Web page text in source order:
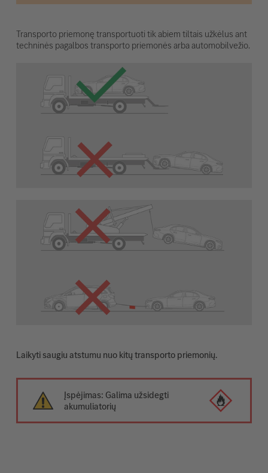
Transporto priemonę transportuoti tik abiem tiltais užkėlus ant
techninės pagalbos transporto priemonės arba automobilvežio.
Laikyti saugiu atstumu nuo kitų transporto priemonių.
Įspėjimas: Galima užsidegti
akumuliatorių